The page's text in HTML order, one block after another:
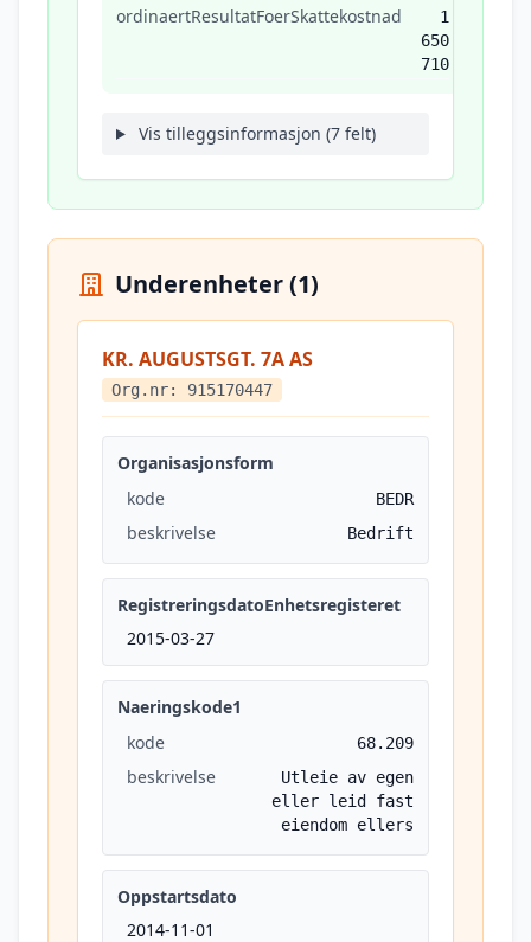
ordinaertResultatFoerSkattekostnad
1
650
710
Vis tilleggsinformasjon (7 felt)
Underenheter (1)
KR. AUGUSTSGT. 7A AS
Org.nr: 915170447
Organisasjonsform
kode
BEDR
beskrivelse Bedrift
RegistreringsdatoEnhetsregisteret
2015-03-27
Naeringskode1
kode
68.209
beskrivelse
Utleie av egen
eller leid fast
eiendom ellers
Oppstartsdato
2014-11-01